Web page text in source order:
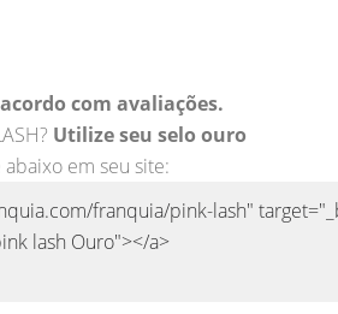
com avaliações.
Utilize seu selo ouro
em seu site: